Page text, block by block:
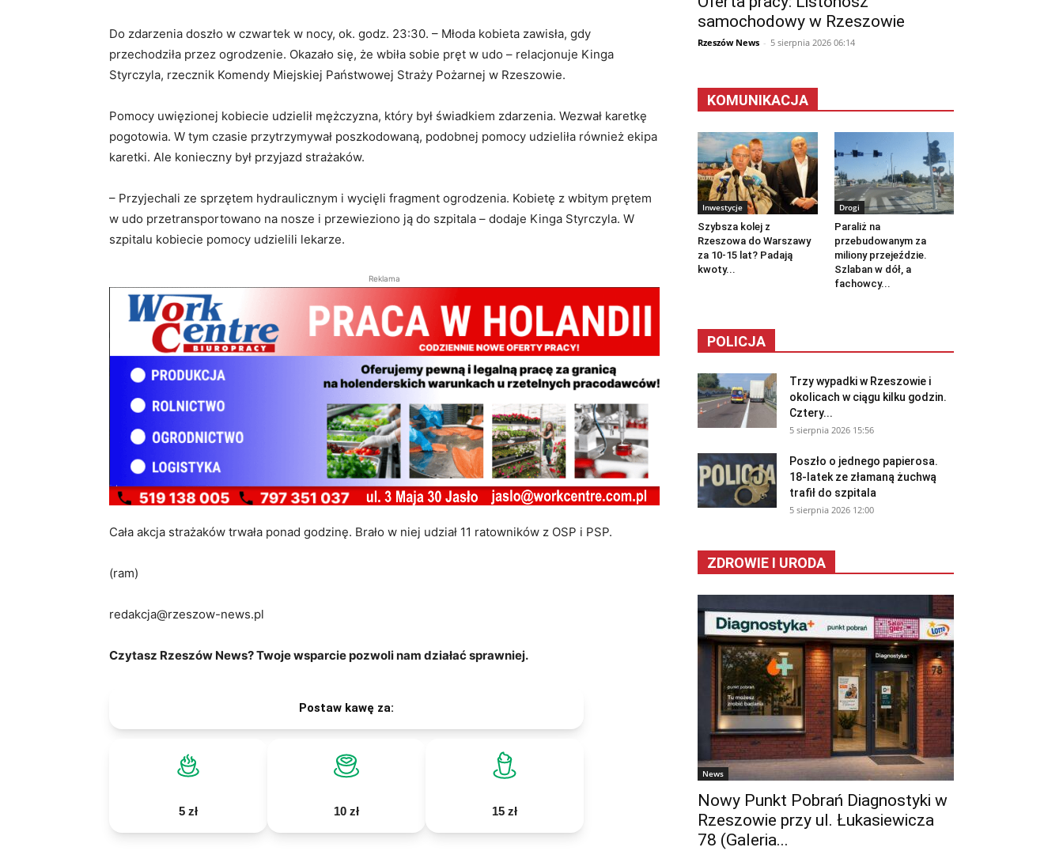
Do zdarzenia doszło w czwartek w nocy, ok. godz. 23:30. – Młoda kobieta zawisła, gdy
przechodziła przez ogrodzenie. Okazało się, że wbiła sobie pręt w udo – relacjonuje Kinga
Styrczyla, rzecznik Komendy Miejskiej Państwowej Straży Pożarnej w Rzeszowie.
Pomocy uwięzionej kobiecie udzielił mężczyzna, który był świadkiem zdarzenia. Wezwał karetkę
pogotowia. W tym czasie przytrzymywał poszkodowaną, podobnej pomocy udzieliła również ekipa
karetki. Ale konieczny był przyjazd strażaków.
– Przyjechali ze sprzętem hydraulicznym i wycięli fragment ogrodzenia. Kobietę z wbitym prętem
w udo przetransportowano na nosze i przewieziono ją do szpitala – dodaje Kinga Styrczyla. W
szpitalu kobiecie pomocy udzielili lekarze.
Reklama
Cała akcja strażaków trwała ponad godzinę. Brało w niej udział 11 ratowników z OSP i PSP.
(ram)
redakcja@rzeszow-news.pl
Czytasz Rzeszów News? Twoje wsparcie pozwoli nam działać sprawniej.
Postaw kawę za:
5 zł 10 zł 15 zł
samochodowy w Rzeszowie
Rzeszów News - 5 sierpnia 2026 06:14
KOMUNIKACJA
Inwestycje
Szybsza kolej z
Rzeszowa do Warszawy
za 10-15 lat? Padają
kwoty...
Drogi
Paraliż na
przebudowanym za
miliony przejeździe.
Szlaban w dół, a
fachowcy...
POLICJA
Trzy wypadki w Rzeszowie i
okolicach w ciągu kilku godzin.
Cztery...
5 sierpnia 2026 15:56
Poszło o jednego papierosa.
18-latek ze złamaną żuchwą
trafił do szpitala
5 sierpnia 2026 12:00
ZDROWIE I URODA
News
Nowy Punkt Pobrań Diagnostyki w
Rzeszowie przy ul. Łukasiewicza
78 (Galeria...